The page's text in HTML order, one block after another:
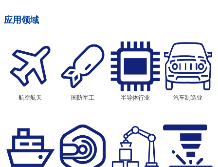
应用领域
航空航天 国防军工 半导体行业 汽车制造业